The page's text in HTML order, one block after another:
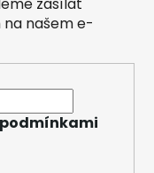
zasílat
našem e-
podmínkami